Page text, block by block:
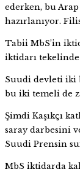
ederken, bu
hazırlanıyor.
Tabii MbS’in
iktidarı
Suudi devleti iki
bu iki temeli de
Şimdi Kaşıkçı
saray darbesini
Suudi Prensin
MbS iktidarda